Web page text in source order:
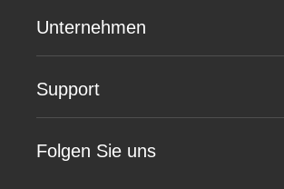
Unternehmen
Support
Folgen Sie uns